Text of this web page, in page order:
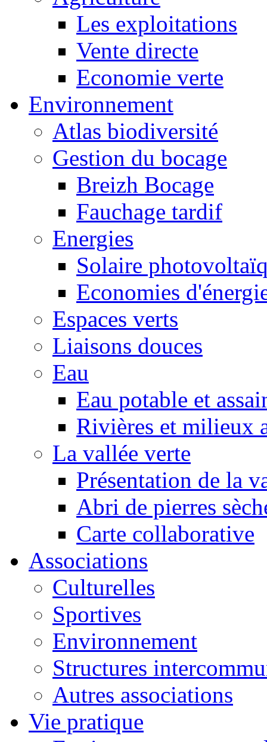
Les exploitations
Vente directe
Economie verte
Environnement
Atlas biodiversité
Gestion du bocage
Breizh Bocage
Fauchage tardif
Energies
Solaire
Economies
Espaces verts
Liaisons douces
Eau
Eau potable et
Rivières et milieux
La vallée verte
Présentation de la
Abri de pierres
Carte collaborative
Associations
Culturelles
Sportives
Environnement
Structures
Autres associations
Vie pratique